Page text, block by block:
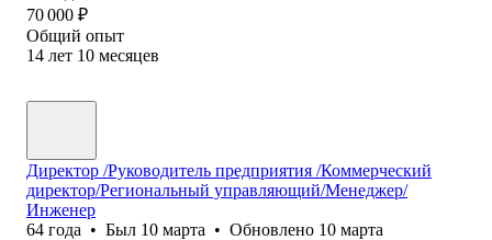
70 000 ₽
Общий опыт
14 лет 10 месяцев
Директор /Руководитель предприятия /Коммерческий
директор/Региональный управляющий/Менеджер/
Инженер
64 года • Был 10 марта • Обновлено 10 марта